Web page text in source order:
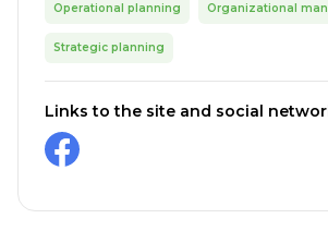
Operational planning Organizational
Strategic planning
Links to the site and social